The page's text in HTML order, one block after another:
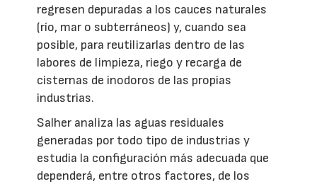
regresen depuradas a los cauces naturales
(río, mar o subterráneos) y, cuando sea
posible, para reutilizarlas dentro de las
labores de limpieza, riego y recarga de
cisternas de inodoros de las propias
industrias.
Salher analiza las aguas residuales
generadas por todo tipo de industrias y
estudia la configuración más adecuada que
dependerá, entre otros factores, de los